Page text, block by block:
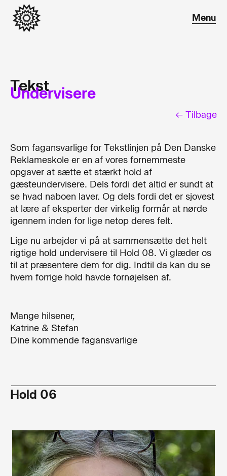
Tekst
Undervisere
← Tilbage
Som fagansvarlige for Tekstlinjen på Den Danske
Reklameskole er en af vores fornemmeste
opgaver at sætte et stærkt hold af
gæsteundervisere. Dels fordi det altid er sundt at
se hvad naboen laver. Og dels fordi det er sjovest
at lære af eksperter der virkelig formår at nørde
igennem inden for lige netop deres felt.
Lige nu arbejder vi på at sammensætte det helt
rigtige hold undervisere til Hold 08. Vi glæder os
til at præsentere dem for dig. Indtil da kan du se
hvem forrige hold havde fornøjelsen af.
Mange hilsener,
Katrine & Stefan
Dine kommende fagansvarlige
Hold 06